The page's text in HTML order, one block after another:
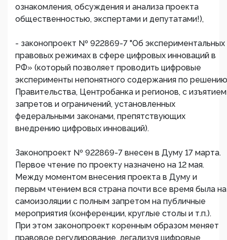
ознакомления, обсуждения и анализа проекта
общественностью, экспертами и депутатами!),
- законопроект № 922869-7 "Об экспериментальных
правовых режимах в сфере цифровых инноваций в
РФ» (который позволяет проводить цифровые
эксперименты непонятного содержания по решению
Правительства, Центробанка и регионов, с изъятием
запретов и ограничений, установленных
федеральными законами, препятствующих
внедрению цифровых инноваций).
Законопроект № 922869-7 внесен в Думу 17 марта.
Первое чтение по проекту назначено на 12 мая.
Между моментом внесения проекта в Думу и
первым чтением вся страна почти все время была на
самоизоляции с полным запретом на публичные
мероприятия (конференции, круглые столы и т.п.).
При этом законопроект коренным образом меняет
правовое регулирование, легализуя цифровые